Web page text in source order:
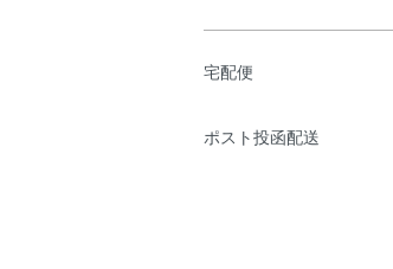
宅配便
ポスト投函配送